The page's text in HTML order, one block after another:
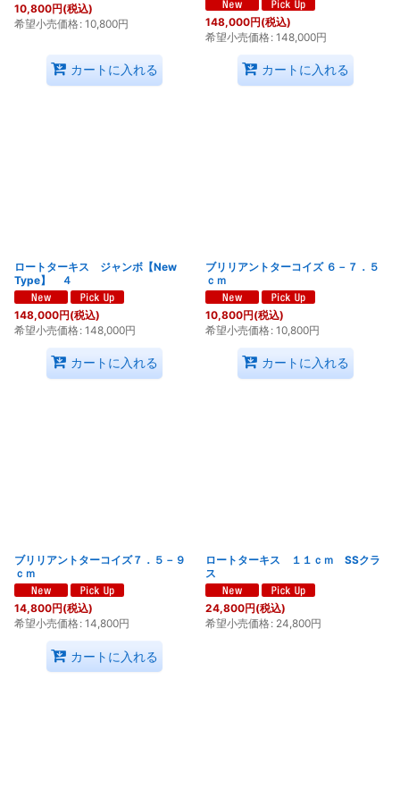
10,800円(税込)
希望小売価格: 10,800円
カートに入れる
148,000円(税込)
希望小売価格: 148,000円
カートに入れる
ロートターキス ジャンボ【New
Type】 ４
148,000円(税込)
希望小売価格: 148,000円
カートに入れる
ブリリアントターコイズ ６－７．５
ｃｍ
10,800円(税込)
希望小売価格: 10,800円
カートに入れる
ブリリアントターコイズ７．５－９
ｃｍ
14,800円(税込)
希望小売価格: 14,800円
カートに入れる
ロートターキス １１ｃｍ SSクラ
ス
24,800円(税込)
希望小売価格: 24,800円